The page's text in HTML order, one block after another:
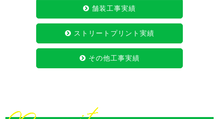
舗装工事実績
ストリートプリント実績
その他工事実績